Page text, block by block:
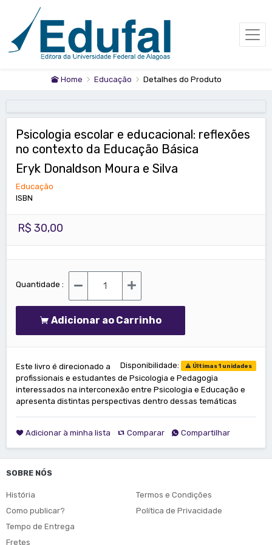
Home Educação Detalhes do Produto
Psicologia escolar e educacional: reflexões
no contexto da Educação Básica
Eryk Donaldson Moura e Silva
Educação
ISBN
R$ 30,00
Quantidade :
Adicionar ao Carrinho
Disponibilidade: Últimas 1 unidades
Este livro é direcionado a
profissionais e estudantes de Psicologia e Pedagogia
interessados na interconexão entre Psicologia e Educação e
apresenta distintas perspectivas dentro dessas temáticas
Adicionar à minha lista Comparar Compartilhar
SOBRE NÓS
História
Como publicar?
Tempo de Entrega
Fretes
Termos e Condições
Política de Privacidade